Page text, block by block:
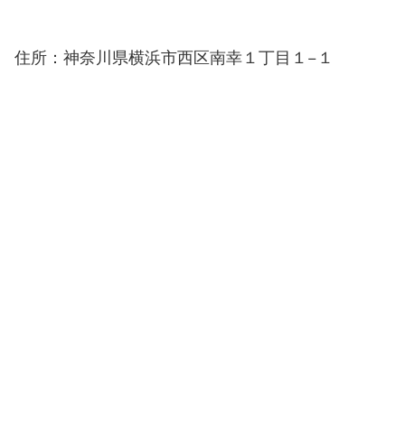
住所：神奈川県横浜市西区南幸１丁目１−１